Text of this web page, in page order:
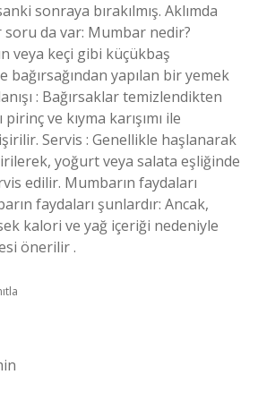
sonraya bırakılmış. Aklımda
da var: Mumbar nedir?
veya keçi gibi küçükbaş
bağırsağından yapılan bir yemek
: Bağırsaklar temizlendikten
ve kıyma karışımı ile
Servis : Genellikle haşlanarak
yoğurt veya salata eşliğinde
edilir. Mumbarın faydaları
faydaları şunlardır: Ancak,
kalori ve yağ içeriği nedeniyle
önerilir .